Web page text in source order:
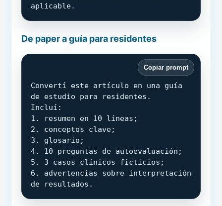
aplicable.
De paper a guía para residentes
Copiar prompt
Convertí este artículo en una guía
de estudio para residentes.
Incluí:
1. resumen en 10 líneas;
2. conceptos clave;
3. glosario;
4. 10 preguntas de autoevaluación;
5. 3 casos clínicos ficticios;
6. advertencias sobre interpretación
de resultados.